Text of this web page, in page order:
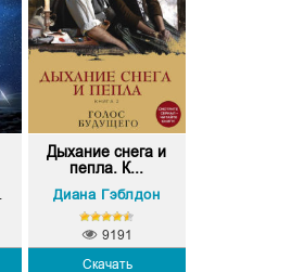
Дыхание снега и
пепла. К...
Диана Гэблдон
Скачать
9191